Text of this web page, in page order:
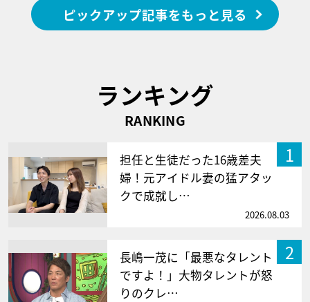
ピックアップ記事をもっと見る
ランキング
RANKING
1
担任と生徒だった16歳差夫
婦！元アイドル妻の猛アタッ
クで成就し…
2026.08.03
2
長嶋一茂に「最悪なタレント
ですよ！」大物タレントが怒
りのクレ…